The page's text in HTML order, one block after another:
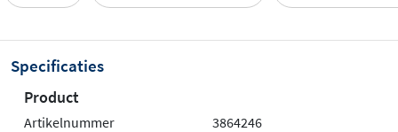
hoekstopkraan als u al een slang heeft of deze apart
wenst aan te schaffen. Beide opties bieden dezelfde
hoogwaardige kwaliteit en stoere uitstraling, zodat u
altijd een functioneel en stijlvol detail in uw badkamer
Specificaties
Product
Artikelnummer
3864246